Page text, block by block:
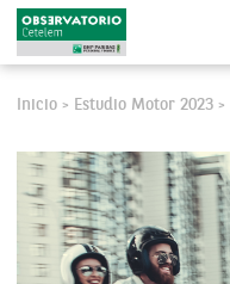
Inicio > Estudio Motor 2023 >